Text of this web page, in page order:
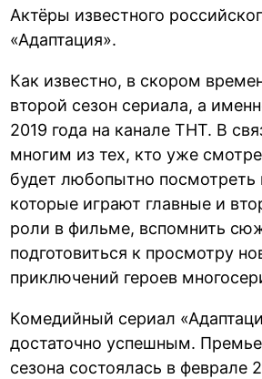
Актёры известного
«Адаптация».
Как известно, в скором
второй сезон сериала, а
2019 года на канале ТНТ. В
многим из тех, кто уже
будет любопытно посмотреть
которые играют главные и
роли в фильме, вспомнить
подготовиться к просмотру
приключений героев
Комедийный сериал
достаточно успешным.
сезона состоялась в феврале